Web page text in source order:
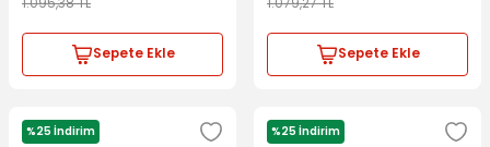
1.095,38TL
Sepete Ekle
1.079,27TL
Sepete Ekle
%25 İndirim
ACER %25 İndirim
ACER